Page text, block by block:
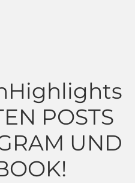
POSTS
UND